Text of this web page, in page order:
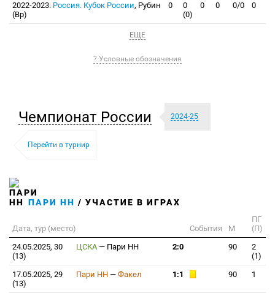
2022-2023. Россия. Кубок России, Рубин
(Вр)
0
0
(0)
0 0 0/0 0
ЕЩЕ
? Условные обозначения
Чемпионат России 2024-25
Перейти в турнир
ПАРИ НН / УЧАСТИЕ В ИГРАХ
Дата, тур (место) События М
ПГ
(П)
24.05.2025, 30
(13)
ЦСКА — Пари НН 2:0 90
2
(1)
17.05.2025, 29
(13)
Пари НН — Факел 1:1 90 1